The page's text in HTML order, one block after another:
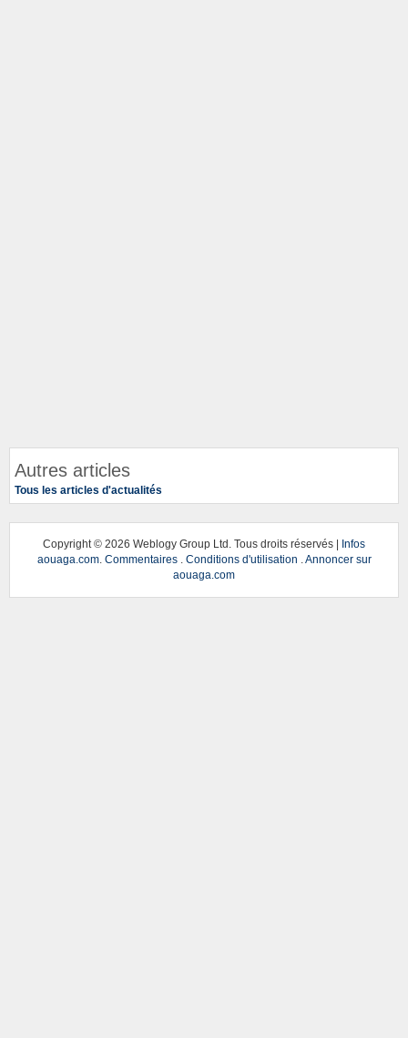
Autres articles
Tous les articles d'actualités
Copyright © 2026 Weblogy Group Ltd. Tous droits réservés |
Infos
aouaga.com. Commentaires. Conditions d'utilisation .Annoncer sur
aouaga.com